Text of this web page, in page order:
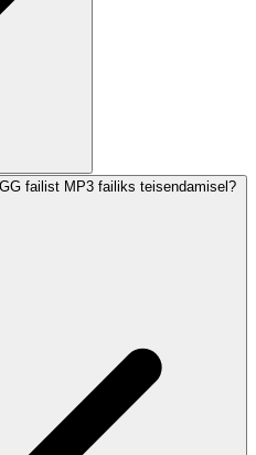
failist MP3 failiks teisendamisel?